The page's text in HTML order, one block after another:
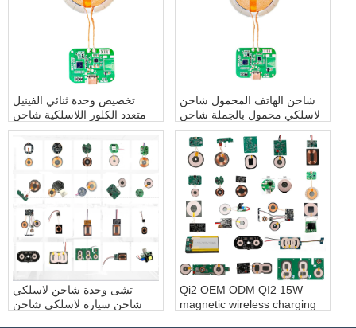
تخصيص وحدة ثنائي الفينيل
متعدد الكلور اللاسلكية شاحن
متنقل لاسلكي لوحة دوائر
كهربائية شحن لاسلكي وحدة
ثنائي الفينيل متعدد الكلور
شاحن لاسلكي النموذج شاحن
لاسلكي Pcba
شاحن الهاتف المحمول شاحن
لاسلكي محمول بالجملة شاحن
محمول لاسلكي مغناطيسي
قابل للطي
تشى وحدة شاحن لاسلكي
شاحن سيارة لاسلكي شاحن
Qi2 OEM ODM QI2 15W
magnetic wireless charging